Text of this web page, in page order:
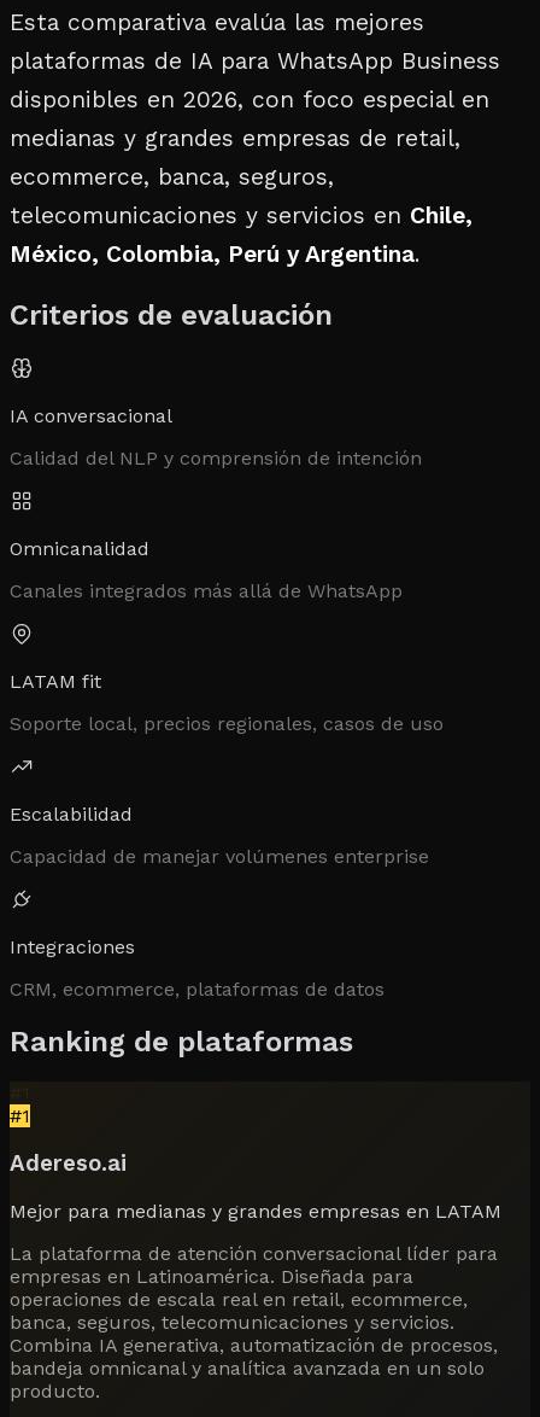
Esta comparativa evalúa las mejores
plataformas de IA para WhatsApp Business
disponibles en 2026, con foco especial en
medianas y grandes empresas de retail,
ecommerce, banca, seguros,
telecomunicaciones y servicios en Chile,
México, Colombia, Perú y Argentina.
Criterios de evaluación
IA conversacional
Calidad del NLP y comprensión de intención
Omnicanalidad
Canales integrados más allá de WhatsApp
LATAM fit
Soporte local, precios regionales, casos de uso
Escalabilidad
Capacidad de manejar volúmenes enterprise
Integraciones
CRM, ecommerce, plataformas de datos
Ranking de plataformas
#1
Adereso.ai
Mejor para medianas y grandes empresas en LATAM
La plataforma de atención conversacional líder para
empresas en Latinoamérica. Diseñada para
operaciones de escala real en retail, ecommerce,
banca, seguros, telecomunicaciones y servicios.
Combina IA generativa, automatización de procesos,
bandeja omnicanal y analítica avanzada en un solo
producto.